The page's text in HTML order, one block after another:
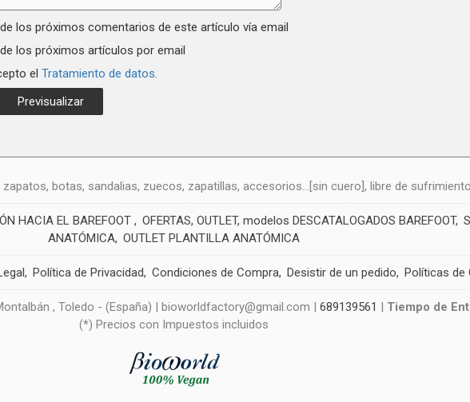
los próximos comentarios de este artículo vía email
los próximos artículos por email
el Tratamiento de datos.
botas, sandalias, zuecos, zapatillas, accesorios...[sin cuero], libre de
HACIA EL BAREFOOT OFERTAS, OUTLET, modelos DESCATALOGADOS BAREFOOT
ANATÓMICA OUTLET PLANTILLA ANATÓMICA
Política de Privacidad Condiciones de Compra Desistir de un pedido Políticas de
, Toledo - (España) | bioworldfactory@gmail.com | 689139561 | Tiempo de
(*) Precios con Impuestos incluidos